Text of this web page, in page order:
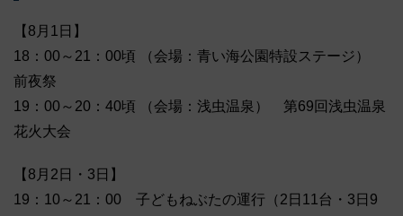
【8月1日】
18：00～21：00頃 （会場：青い海公園特設ステージ）
前夜祭
19：00～20：40頃 （会場：浅虫温泉） 第69回浅虫温泉
花火大会
【8月2日・3日】
19：10～21：00 子どもねぶたの運行（2日11台・3日9